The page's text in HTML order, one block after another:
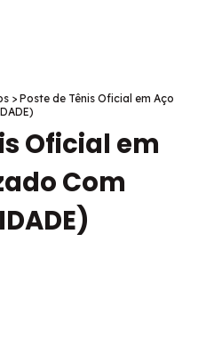
> Poste de Tênis Oficial em Aço
Oficial em
Com